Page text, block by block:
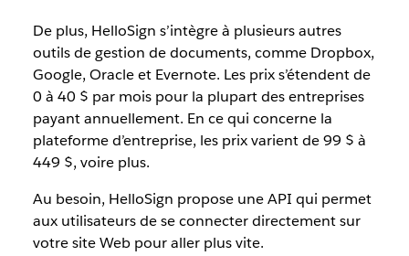
De plus, HelloSign s’intègre à plusieurs autres
outils de gestion de documents, comme Dropbox,
Google, Oracle et Evernote. Les prix s’étendent de
0 à 40 $ par mois pour la plupart des entreprises
payant annuellement. En ce qui concerne la
plateforme d’entreprise, les prix varient de 99 $ à
449 $, voire plus.
Au besoin, HelloSign propose une API qui permet
aux utilisateurs de se connecter directement sur
votre site Web pour aller plus vite.